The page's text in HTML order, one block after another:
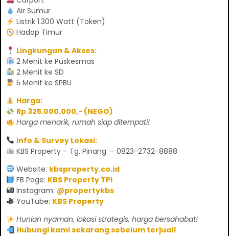
Air Sumur
Listrik 1.300 Watt (Token)
Hadap Timur
Lingkungan & Akses:
2 Menit ke Puskesmas
2 Menit ke SD
5 Menit ke SPBU
Harga:
Rp 325.000.000,- (NEGO)
Harga menarik, rumah siap ditempati!
Info & Survey Lokasi:
KBS Property – Tg. Pinang — 0823-2732-8888
Website: kbsproperty.co.id
FB Page: KBS Property TPI
Instagram: @propertykbs
YouTube: KBS Property
Hunian nyaman, lokasi strategis, harga bersahabat!
Hubungi kami sekarang sebelum terjual!